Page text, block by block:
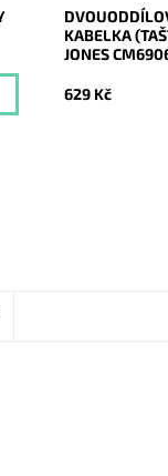
KABELKA
JONES
629 Kč